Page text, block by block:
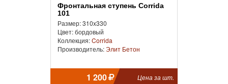
Фронтальная cтупень Corrida
101
Размер: 310x330
Цвет: бордовый
Коллекция:Corrida
Производитель:Элит Бетон
1 200 Цена за шт.